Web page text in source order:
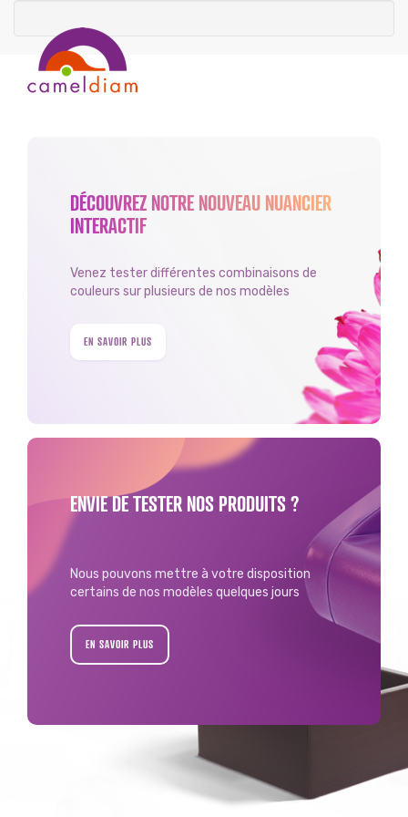
DÉCOUVREZ NOTRE NOUVEAU NUANCIER
INTERACTIF
Venez tester différentes combinaisons de
couleurs sur plusieurs de nos modèles
EN SAVOIR PLUS
ENVIE DE TESTER NOS PRODUITS ?
Nous pouvons mettre à votre disposition
certains de nos modèles quelques jours
EN SAVOIR PLUS